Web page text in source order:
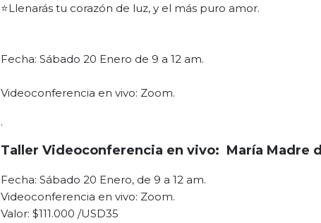
⭐Llenarás tu corazón de luz, y el más puro amor.
Fecha: Sábado 20 Enero de 9 a 12 am.
Videoconferencia en vivo: Zoom.
.
Taller Videoconferencia en vivo: María Madre
Fecha: Sábado 20 Enero, de 9 a 12 am.
Videoconferencia en vivo: Zoom.
Valor: $111.000 /USD35